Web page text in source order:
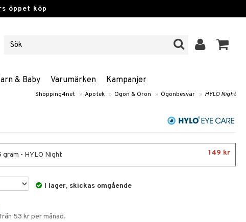
öppet köp
& Baby Varumärken Kampanjer
Shopping4net » Apotek » Ögon & Öron » Ögonbesvär » HYLO Night
gram - HYLO Night 149 kr
I lager, skickas omgående
53 kr per månad.